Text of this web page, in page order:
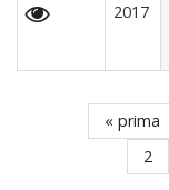
2017
Pagine« prima
2